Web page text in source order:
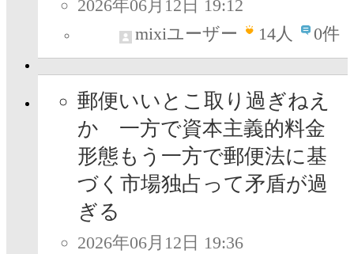
2026年06月12日 19:12
mixiユーザー
14人 0件
郵便いいとこ取り過ぎねえ
か 一方で資本主義的料金
形態もう一方で郵便法に基
づく市場独占って矛盾が過
ぎる
2026年06月12日 19:36